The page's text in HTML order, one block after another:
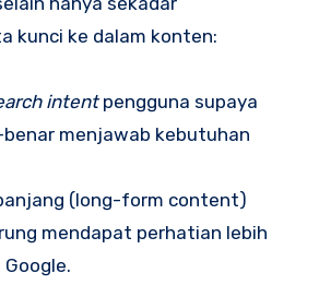
kunci ke dalam konten:
intentpengguna supaya
menjawab kebutuhan
(long-form content)
mendapat perhatian lebih